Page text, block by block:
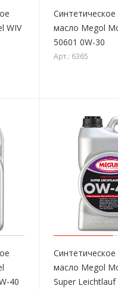
WIV
масло Megol
50601 0W-30
Арт.: 6365
40
масло Megol
Super